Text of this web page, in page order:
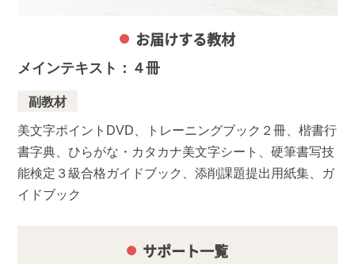
お届けする教材
メインテキスト：４冊
副教材
美文字ポイントDVD、トレーニングブック２冊、楷書行
書字典、ひらがな・カタカナ美文字シート、硬筆書写技
能検定３級合格ガイドブック、添削課題提出用紙集、ガ
イドブック
サポート一覧